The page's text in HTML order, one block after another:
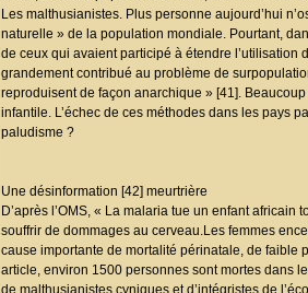
Les malthusianistes. Plus personne aujourd’hui
naturelle » de la population mondiale. Pourtant,
de ceux qui avaient participé à étendre l’utilisation
grandement contribué au problème de
reproduisent de façon anarchique » [41].
infantile. L’échec de ces méthodes dans les pays
paludisme ?
Une désinformation [42] meurtrière
D’après l’OMS, « La malaria tue un enfant
souffrir de dommages au cerveau.Les femmes
cause importante de mortalité périnatale, de faible
article, environ 1500 personnes sont mortes dans
de malthusianistes cyniques et d’intégristes de